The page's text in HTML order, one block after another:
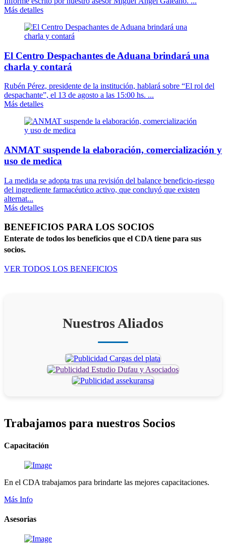
Más detalles
El Centro Despachantes de Aduana brindará una
charla y contará
Rubén Pérez, presidente de la institución, hablará sobre “El rol del
despachante”, el 13 de agosto a las 15:00 hs. ...
Más detalles
ANMAT suspende la elaboración, comercialización y
uso de medica
La medida se adopta tras una revisión del balance beneficio-riesgo
del ingrediente farmacéutico activo, que concluyó que existen
alternat...
Más detalles
BENEFICIOS PARA LOS SOCIOS
Enterate de todos los beneficios que el CDA tiene para sus
socios.
VER TODOS LOS BENEFICIOS
Nuestros Aliados
Trabajamos para nuestros Socios
Capacitación
En el CDA trabajamos para brindarte las mejores capacitaciones.
Más Info
Asesorias